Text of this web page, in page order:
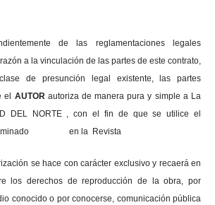
de las reglamentaciones legales
a la vinculación de las partes de este contrato,
de presunción legal existente, las partes
el AUTOR autoriza de manera pura y simple a La
DEL NORTE , con el fin de que se utilice el
en la Revista
se hace con carácter exclusivo y recaerá en
los derechos de reproducción de la obra, por
conocido o por conocerse, comunicación pública